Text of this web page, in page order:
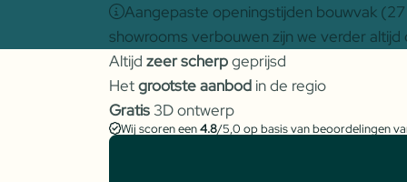
Aangepaste openingstijden bouwvak
showrooms verbouwen zijn we verder
Altijd zeer scherpgeprijsd
Hetgrootste aanbod in de regio
Gratis 3D ontwerp
Wij scoren een4.8/5,0 op basis van beoordelingen